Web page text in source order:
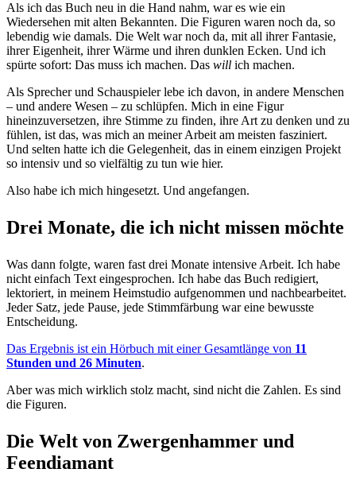
Als ich das Buch neu in die Hand nahm, war es wie ein
Wiedersehen mit alten Bekannten. Die Figuren waren noch da, so
lebendig wie damals. Die Welt war noch da, mit all ihrer Fantasie,
ihrer Eigenheit, ihrer Wärme und ihren dunklen Ecken. Und ich
spürte sofort: Das muss ich machen. Das will ich machen.
Als Sprecher und Schauspieler lebe ich davon, in andere Menschen
– und andere Wesen – zu schlüpfen. Mich in eine Figur
hineinzuversetzen, ihre Stimme zu finden, ihre Art zu denken und zu
fühlen, ist das, was mich an meiner Arbeit am meisten fasziniert.
Und selten hatte ich die Gelegenheit, das in einem einzigen Projekt
so intensiv und so vielfältig zu tun wie hier.
Also habe ich mich hingesetzt. Und angefangen.
Drei Monate, die ich nicht missen möchte
Was dann folgte, waren fast drei Monate intensive Arbeit. Ich habe
nicht einfach Text eingesprochen. Ich habe das Buch redigiert,
lektoriert, in meinem Heimstudio aufgenommen und nachbearbeitet.
Jeder Satz, jede Pause, jede Stimmfärbung war eine bewusste
Entscheidung.
Das Ergebnis ist ein Hörbuch mit einer Gesamtlänge von 11
Stunden und 26 Minuten.
Aber was mich wirklich stolz macht, sind nicht die Zahlen. Es sind
die Figuren.
Die Welt von Zwergenhammer und
Feendiamant